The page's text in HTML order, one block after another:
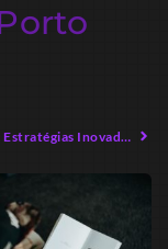
Storytelling: Estratégias Inovadoras para Conectar Marcas